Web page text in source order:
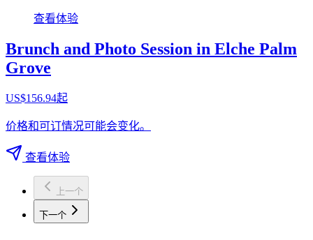
查看体验
Brunch and Photo Session in Elche Palm
Grove
US$156.94起
价格和可订情况可能会变化。
查看体验
上一个
下一个